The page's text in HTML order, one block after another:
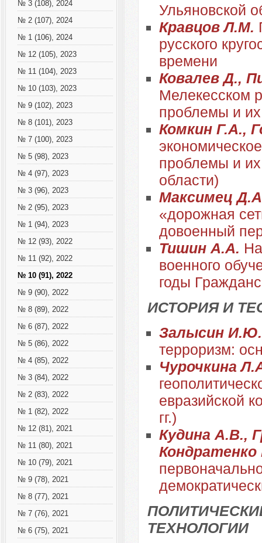
№ 3 (108), 2024
№ 2 (107), 2024
№ 1 (106), 2024
№ 12 (105), 2023
№ 11 (104), 2023
№ 10 (103), 2023
№ 9 (102), 2023
№ 8 (101), 2023
№ 7 (100), 2023
№ 5 (98), 2023
№ 4 (97), 2023
№ 3 (96), 2023
№ 2 (95), 2023
№ 1 (94), 2023
№ 12 (93), 2022
№ 11 (92), 2022
№ 10 (91), 2022
№ 9 (90), 2022
№ 8 (89), 2022
№ 6 (87), 2022
№ 5 (86), 2022
№ 4 (85), 2022
№ 3 (84), 2022
№ 2 (83), 2022
№ 1 (82), 2022
№ 12 (81), 2021
№ 11 (80), 2021
№ 10 (79), 2021
№ 9 (78), 2021
№ 8 (77), 2021
№ 7 (76), 2021
№ 6 (75), 2021
Ульяновской
Кравцов Л.М.
русского
времени
Ковалев Д.,
Мелекесском
проблемы и
Комкин Г.А.,
проблемы и
области)
Максимец
«дорожная
довоенный
Тишин А.А.
военного
годы
ИСТОРИЯ И
Залысин
терроризм:
Чурочкина
евразийской
гг.)
Кудина А.В.,
ТЕХНОЛОГИИ